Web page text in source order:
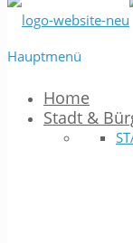
Hauptmenü
Home
Stadt &